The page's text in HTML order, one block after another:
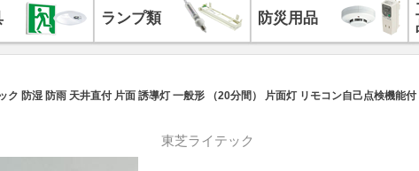
ランプ類 防災用品
ク 防湿 防雨 天井直付 片面 誘導灯 一般形 （20分間） 片面灯 リモコン自己点検機能付
東芝ライテック